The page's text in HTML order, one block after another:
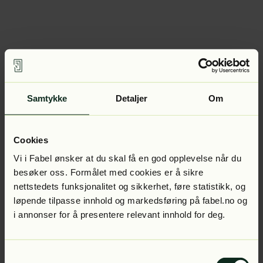
Samtykke Detaljer Om
Cookies
Vi i Fabel ønsker at du skal få en god opplevelse når du
besøker oss. Formålet med cookies er å sikre
nettstedets funksjonalitet og sikkerhet, føre statistikk, og
løpende tilpasse innhold og markedsføring på fabel.no og
i annonser for å presentere relevant innhold for deg.